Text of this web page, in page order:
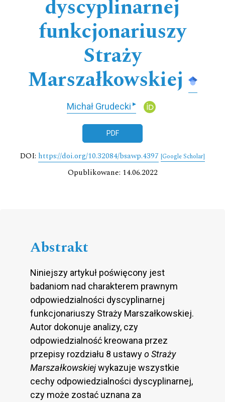
dyscyplinarnej
funkcjonariuszy
Straży
Marszałkowskiej
Michał Grudecki ▸
PDF
DOI: https://doi.org/10.32084/bsawp.4397 [Google Scholar]
Opublikowane: 14.06.2022
Abstrakt
Niniejszy artykuł poświęcony jest
badaniom nad charakterem prawnym
odpowiedzialności dyscyplinarnej
funkcjonariuszy Straży Marszałkowskiej.
Autor dokonuje analizy, czy
odpowiedzialność kreowana przez
przepisy rozdziału 8 ustawyo Straży
Marszałkowskiejwykazuje wszystkie
cechy odpowiedzialności dyscyplinarnej,
czy może zostać uznana za